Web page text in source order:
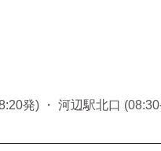
発) ・ 河辺駅北口